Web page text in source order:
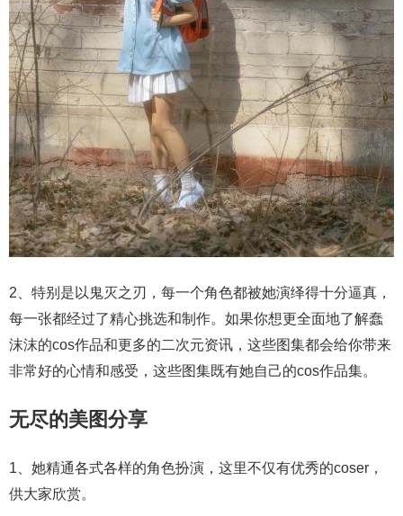
2、特别是以鬼灭之刃，每一个角色都被她演绎得十分逼真，
每一张都经过了精心挑选和制作。如果你想更全面地了解蠢
沫沫的cos作品和更多的二次元资讯，这些图集都会给你带来
非常好的心情和感受，这些图集既有她自己的cos作品集。
无尽的美图分享
1、她精通各式各样的角色扮演，这里不仅有优秀的coser，
供大家欣赏。